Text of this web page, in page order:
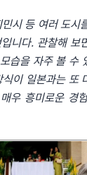
시 등 여러 도시
니다. 관찰해 보
습을 자주 볼 수
이 일본과는 또
우 흥미로운 경